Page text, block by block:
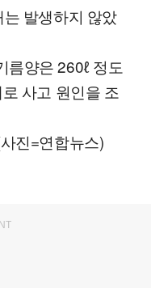
발생하지 않았
름양은 260ℓ 정도
사고 원인을 조
진=연합뉴스)